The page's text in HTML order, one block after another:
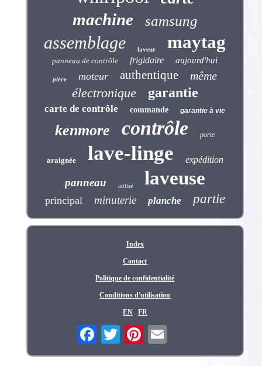
machine samsung
assemblage laveur maytag
panneau de contrôle frigidaire aujourd'hui
pièce moteur authentique même
électronique garantie
carte de contrôle commande garantie à vie
kenmore contrôle porte
araignée lave-linge expédition
panneau utilisé laveuse
principal minuterie planche partie
Index
Contact
Politique de confidentialité
Conditions d'utilisation
EN FR